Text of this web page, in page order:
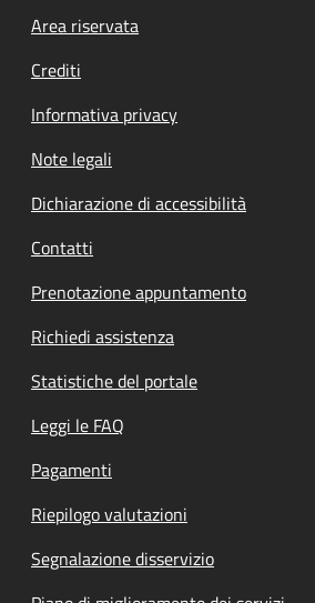
Footer menu
Area riservata
Crediti
Informativa privacy
Note legali
Dichiarazione di accessibilità
Contatti
Prenotazione appuntamento
Richiedi assistenza
Statistiche del portale
Leggi le FAQ
Pagamenti
Riepilogo valutazioni
Segnalazione disservizio